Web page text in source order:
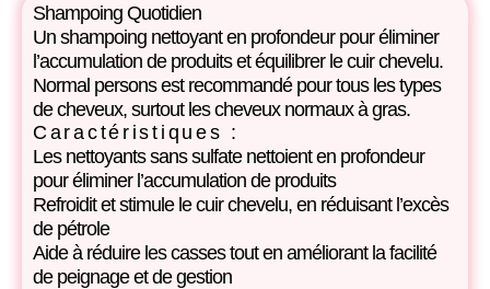
Shampoing Quotidien
Un shampoing nettoyant en profondeur pour éliminer
l’accumulation de produits et équilibrer le cuir chevelu.
Normal persons est recommandé pour tous les types
de cheveux, surtout les cheveux normaux à gras.
Caractéristiques :
Les nettoyants sans sulfate nettoient en profondeur
pour éliminer l’accumulation de produits
Refroidit et stimule le cuir chevelu, en réduisant l’excès
de pétrole
Aide à réduire les casses tout en améliorant la facilité
de peignage et de gestion